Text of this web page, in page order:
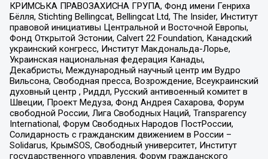
КРИМСЬКА ПРАВОЗАХИСНА ГРУПА, Фонд имени Генриха
Бёлля, Stichting Bellingcat, Bellingcat Ltd, The Insider, Институт
правовой инициативы Центральной и Восточной Европы,
Фонд Открытой Эстонии, Calvert 22 Foundation, Канадский
украинский конгресс, Институт Макдональда-Лорье,
Украинская национальная федерация Канады,
Декабристы, Международный научный центр им Вудро
Вильсона, Свободная пресса, Возрождение, Всеукраинский
духовный центр , Риддл, Русский антивоенный комитет в
Швеции, Проект Медуза, Фонд Андрея Сахарова, Форум
свободной России, Лига Свободных Наций, Transparеncy
International, Форум Свободных Народов ПостРоссии,
Солидарность с гражданским движением в России –
Solidarus, КрымSOS, Свободный университет, Институт
государственного управления, Форум гражданского